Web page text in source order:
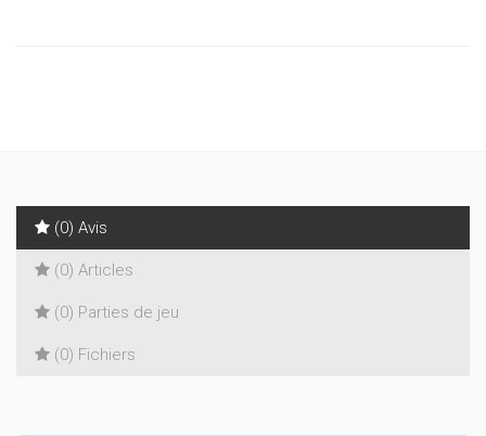
(0) Avis
(0) Articles
(0) Parties de jeu
(0) Fichiers